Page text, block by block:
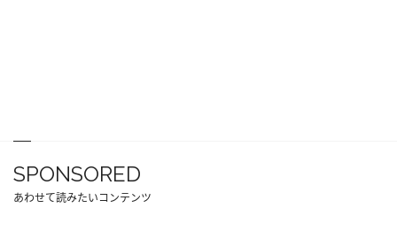
SPONSORED
あわせて読みたいコンテンツ